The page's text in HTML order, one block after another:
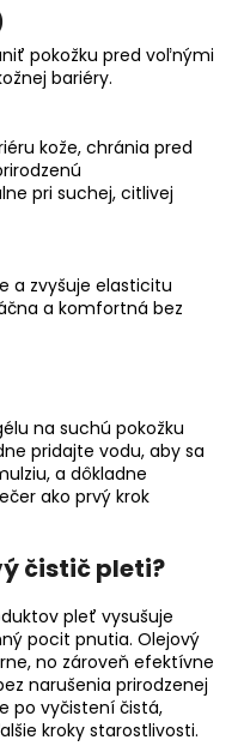
pokožku pred voľnými
bariéry.
kože, chránia pred
pri suchej, citlivej
a zvyšuje elasticitu
a komfortná bez
na suchú pokožku
pridajte vodu, aby sa
a dôkladne
ako prvý krok
čistič pleti?
pleť vysušuje
pocit pnutia. Olejový
no zároveň efektívne
narušenia prirodzenej
po vyčistení čistá,
kroky starostlivosti.